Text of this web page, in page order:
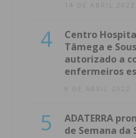
14 DE ABRIL 2022
4
Centro
Tâmega e
autorizado a
enfermeiros
8 DE ABRIL 2022
5
ADATERRA
de Semana da